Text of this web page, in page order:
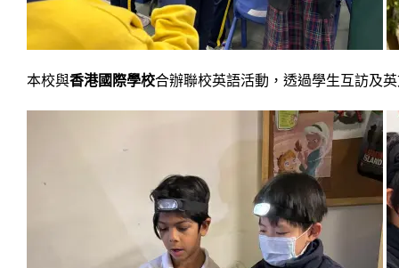
本校與香港國際學校合辦聯校英語活動，透過學生互訪及